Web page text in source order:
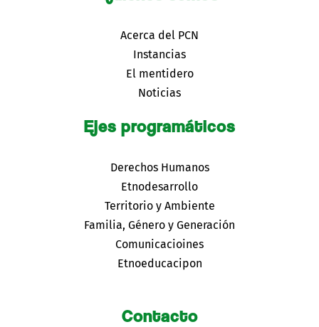
Acerca del PCN
Instancias
El mentidero
Noticias
Ejes programáticos
Derechos Humanos
Etnodesarrollo
Territorio y Ambiente
Familia, Género y Generación
Comunicacioines
Etnoeducacipon
Contacto